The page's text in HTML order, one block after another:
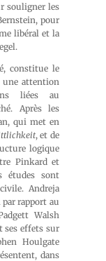
souligner les
pour
libéral et la
constitue le
une attention
liées au
Après les
qui met en
, et de
logique
Pinkard et
études sont
Andreja
rapport au
Walsh
ses effets sur
Houlgate
dans